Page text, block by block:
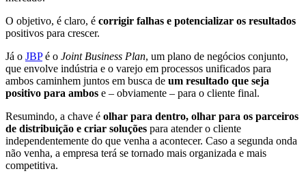
O objetivo, é claro, é corrigir falhas e potencializar os resultados
positivos para crescer.
Já o JBPé o Joint Business Plan, um plano de negócios conjunto,
que envolve indústria e o varejo em processos unificados para
ambos caminhem juntos em busca de um resultado que seja
positivo para ambos e – obviamente – para o cliente final.
Resumindo, a chave é olhar para dentro, olhar para os parceiros
de distribuição e criar soluções para atender o cliente
independentemente do que venha a acontecer. Caso a segunda onda
não venha, a empresa terá se tornado mais organizada e mais
competitiva.